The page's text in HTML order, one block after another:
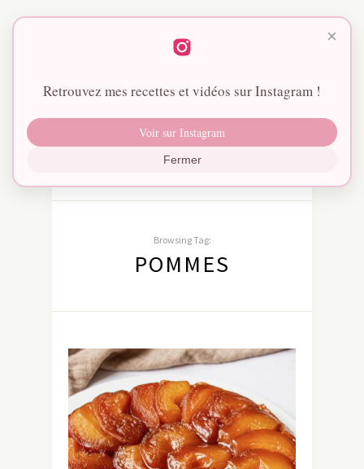
Browsing Tag:
POMMES
×
Retrouvez mes recettes et vidéos sur Instagram !
Voir sur Instagram
Fermer